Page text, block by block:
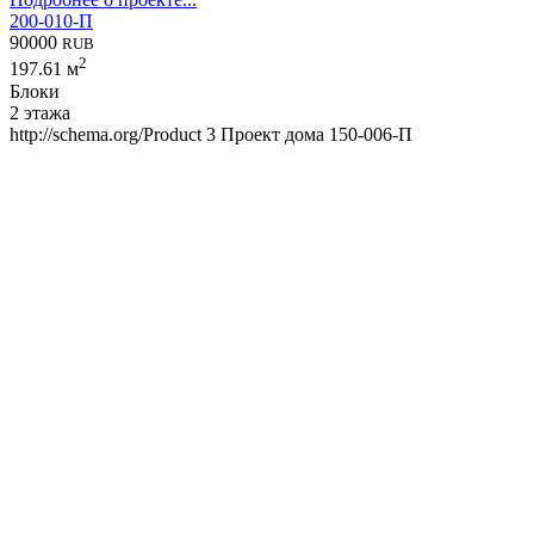
200-010-П
90000 RUB
197.61 м2
Блоки
2 этажа
http://schema.org/Product 3 Проект дома 150-006-П